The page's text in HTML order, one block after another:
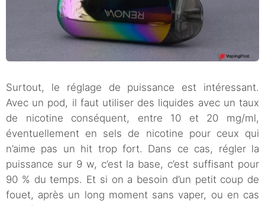
Surtout, le réglage de puissance est intéressant.
Avec un pod, il faut utiliser des liquides avec un taux
de nicotine conséquent, entre 10 et 20 mg/ml,
éventuellement en sels de nicotine pour ceux qui
n’aime pas un hit trop fort. Dans ce cas, régler la
puissance sur 9 w, c’est la base, c’est suffisant pour
90 % du temps. Et si on a besoin d’un petit coup de
fouet, après un long moment sans vaper, ou en cas